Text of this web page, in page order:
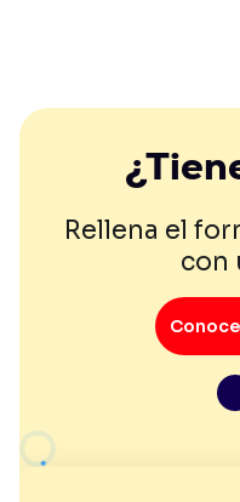
Rellena el
con